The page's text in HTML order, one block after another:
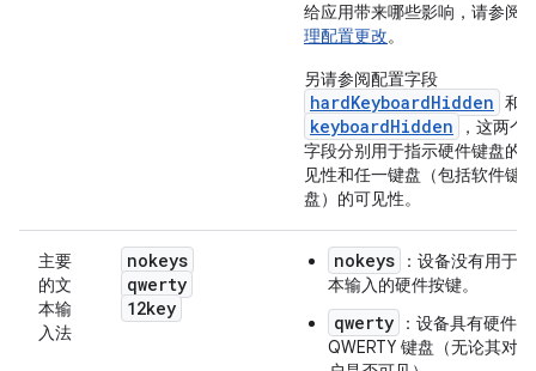
给应用带来哪些影响，请参阅
理配置更改。
另请参阅配置字段
hardKeyboardHidden 和
keyboardHidden
，这两个
字段分别用于指示硬件键盘的
见性和任一键盘（包括软件键
盘）的可见性。
主要
的文
本输
入法
nokeys
qwerty
12key
nokeys
：设备没有用于文
本输入的硬件按键。
qwerty
：设备具有硬件
QWERTY 键盘（无论其对用